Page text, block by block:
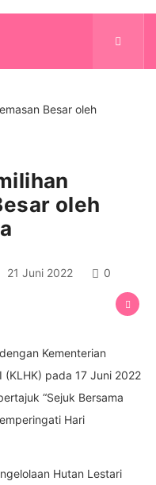
oleh
21 Juni 2022 0
Kementerian
(KLHK) pada 17 Juni 2022
“Sejuk Bersama
Hari
Hutan Lestari